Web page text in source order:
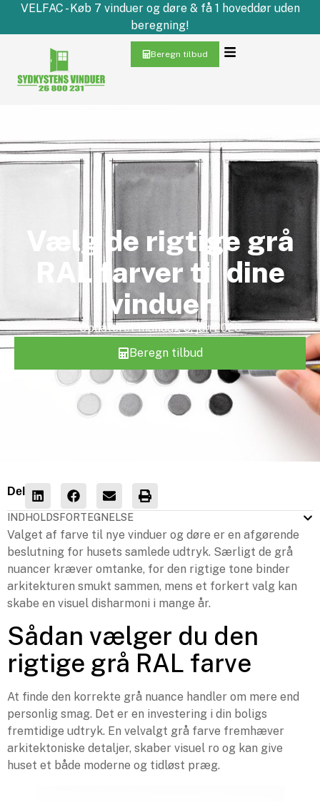
VELFAC - Køb 7 vinduer og døre & få 1 hoveddør uden
beregning!
Beregn tilbud
Vælg de rigtige grå
RAL farver til dine
vinduer
Opdateret mandag 8. jun 2026
Beregn tilbud
Del
INDHOLDSFORTEGNELSE
Valget af farve til nye vinduer og døre er en afgørende
beslutning for husets samlede udtryk. Særligt de grå
nuancer kræver omtanke, for den rigtige tone binder
arkitekturen smukt sammen, mens et forkert valg kan
skabe en visuel disharmoni i mange år.
Sådan vælger du den
rigtige grå RAL farve
At finde den korrekte grå nuance handler om mere end
personlig smag. Det er en investering i din boligs
fremtidige udtryk. En velvalgt grå farve fremhæver
arkitektoniske detaljer, skaber visuel ro og kan give
huset et både moderne og tidløst præg.